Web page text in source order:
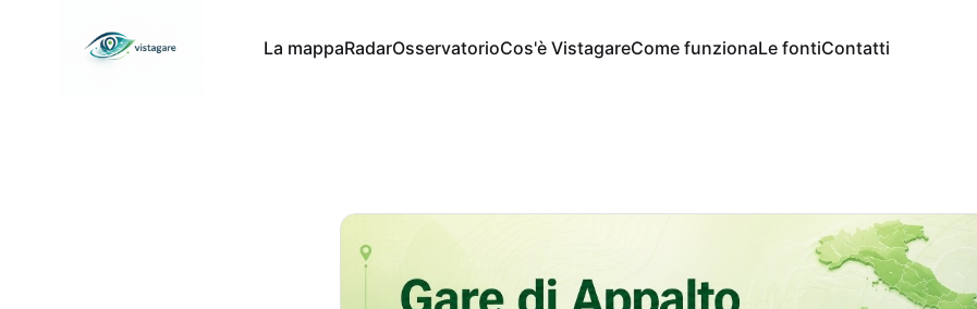
La mappaRadarOsservatorioCos'è VistagareCome funzionaLe fontiContatti